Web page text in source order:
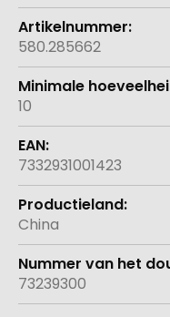
580.285662
10
7332931001423
China
73239300